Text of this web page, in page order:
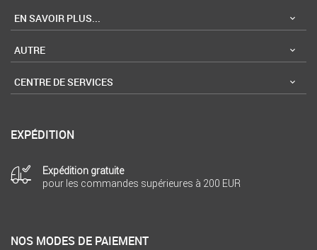
EN SAVOIR PLUS...
AUTRE
CENTRE DE SERVICES
EXPÉDITION
Expédition gratuite
pour les commandes supérieures à 200 EUR
NOS MODES DE PAIEMENT